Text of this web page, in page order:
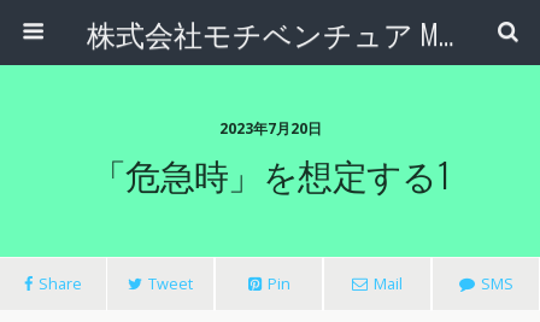
株式会社モチベンチュア Motiventure Inc.
2023年7月20日
「危急時」を想定する1
Share Tweet Pin Mail SMS